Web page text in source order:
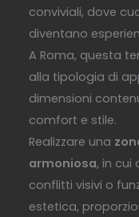
conviviali, dove
diventano
A Roma, questa
alla tipologia di
dimensioni
comfort e stile.
Realizzare una
armoniosa, in cui
conflitti visivi o
estetica,